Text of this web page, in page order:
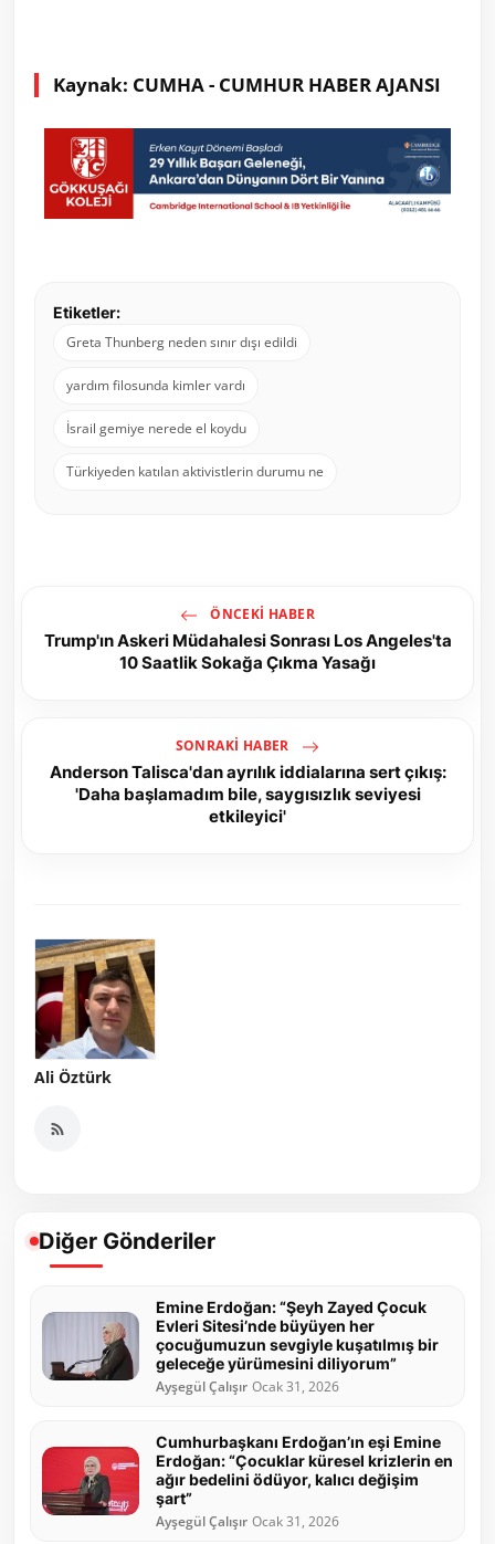
Kaynak: CUMHA - CUMHUR HABER AJANSI
Etiketler:
Greta Thunberg neden sınır dışı edildi
yardım filosunda kimler vardı
İsrail gemiye nerede el koydu
Türkiyeden katılan aktivistlerin durumu ne
ÖNCEKI HABER
Trump'ın Askeri Müdahalesi Sonrası Los Angeles'ta
10 Saatlik Sokağa Çıkma Yasağı
SONRAKI HABER
Anderson Talisca'dan ayrılık iddialarına sert çıkış:
'Daha başlamadım bile, saygısızlık seviyesi
etkileyici'
Ali Öztürk
Diğer Gönderiler
Emine Erdoğan: “Şeyh Zayed Çocuk
Evleri Sitesi’nde büyüyen her
çocuğumuzun sevgiyle kuşatılmış bir
geleceğe yürümesini diliyorum”
Ayşegül Çalışır Ocak 31, 2026
Cumhurbaşkanı Erdoğan’ın eşi Emine
Erdoğan: “Çocuklar küresel krizlerin en
ağır bedelini ödüyor, kalıcı değişim
şart”
Ayşegül Çalışır Ocak 31, 2026